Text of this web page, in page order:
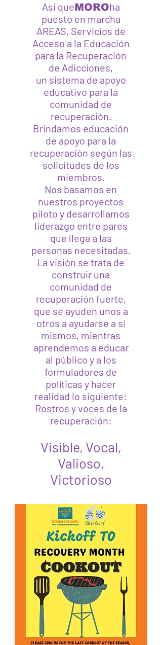
Asi queMOROha
puesto en marcha
AREAS, Servicios de
Acceso a la Educación
para la Recuperación
de Adicciones,
un sistema de apoyo
educativo para la
comunidad de
recuperación.
Brindamos educación
de apoyo para la
recuperación según las
solicitudes de los
miembros.
Nos basamos en
nuestros proyectos
piloto y desarrollamos
liderazgo entre pares
que llega a las
personas necesitadas.
La visión se trata de
construir una
comunidad de
recuperación fuerte,
que se ayuden unos a
otros a ayudarse a sí
mismos, mientras
aprendemos a educar
al público y a los
formuladores de
políticas y hacer
realidad lo siguiente:
Rostros y voces de la
recuperación:
Visible, Vocal,
Valioso,
Victorioso